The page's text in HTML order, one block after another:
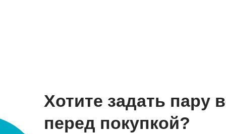
Хотите задать пару
перед покупкой?